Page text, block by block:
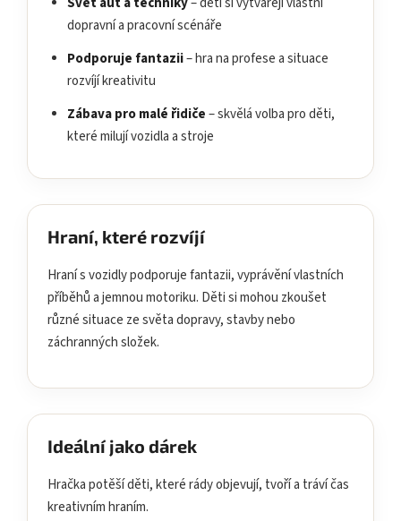
dopravní a pracovní scénáře
Podporuje fantazii– hra na profese a situace
rozvíjí kreativitu
Zábava pro malé řidiče– skvělá volba pro děti,
které milují vozidla a stroje
Hraní, které rozvíjí
Hraní s vozidly podporuje fantazii, vyprávění vlastních
příběhů a jemnou motoriku. Děti si mohou zkoušet
různé situace ze světa dopravy, stavby nebo
záchranných složek.
Ideální jako dárek
Hračka potěší děti, které rády objevují, tvoří a tráví čas
kreativním hraním.